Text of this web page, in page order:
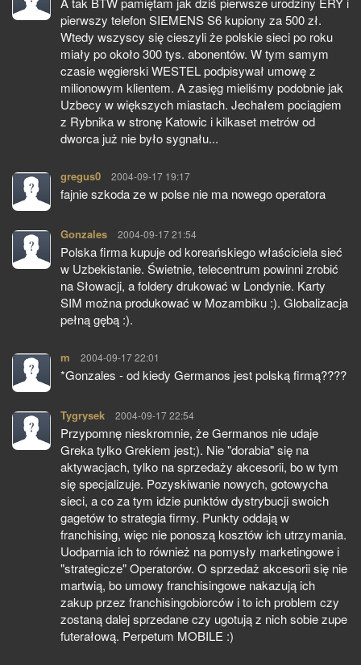
pierwszy telefon SIEMENS S6 kupiony za 500 zł.
Wtedy wszyscy się cieszyli że polskie sieci po roku
miały po około 300 tys. abonentów. W tym samym
czasie węgierski WESTEL podpisywał umowę z
milionowym klientem. A zasięg mieliśmy podobnie jak
Uzbecy w większych miastach. Jechałem pociągiem
z Rybnika w stronę Katowic i kilkaset metrów od
dworca już nie było sygnału...
gregus0 pisze:
2004-09-17 19:17
fajnie szkoda ze w polse nie ma nowego operatora
Gonzales pisze:
2004-09-17 21:54
Polska firma kupuje od koreańskiego właściciela sieć
w Uzbekistanie. Świetnie, telecentrum powinni zrobić
na Słowacji, a foldery drukować w Londynie. Karty
SIM można produkować w Mozambiku :). Globalizacja
pełną gębą :).
m pisze:
2004-09-17 22:01
*Gonzales - od kiedy Germanos jest polską firmą????
Tygrysek pisze:
2004-09-17 22:54
Przypomnę nieskromnie, że Germanos nie udaje
Greka tylko Grekiem jest;). Nie "dorabia" się na
aktywacjach, tylko na sprzedaży akcesorii, bo w tym
się specjalizuje. Pozyskiwanie nowych, gotowycha
sieci, a co za tym idzie punktów dystrybucji swoich
gagetów to strategia firmy. Punkty oddają w
franchising, więc nie ponoszą kosztów ich utrzymania.
Uodparnia ich to również na pomysły marketingowe i
"strategicze" Operatorów. O sprzedaż akcesorii się nie
martwią, bo umowy franchisingowe nakazują ich
zakup przez franchisingobiorców i to ich problem czy
zostaną dalej sprzedane czy ugotują z nich sobie zupe
futerałową. Perpetum MOBILE :)